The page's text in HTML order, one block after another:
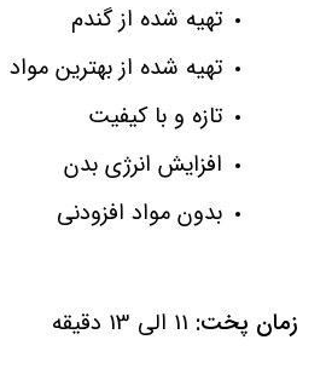
تهیه شده از گندم
تهیه شده از بهترین مواد
تازه و با کیفیت
افزایش انرژی بدن
بدون مواد افزودنی
زمان پخت: